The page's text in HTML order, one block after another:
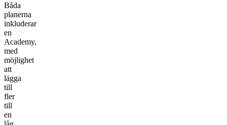
Båda
planerna
inkluderar
en
Academy,
med
möjlighet
att
lägga
till
fler
till
en